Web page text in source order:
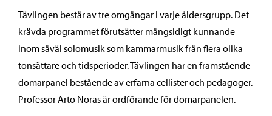
Tävlingen består av tre omgångar i varje åldersgrupp. Det
krävda programmet förutsätter mångsidigt kunnande
inom såväl solomusik som kammarmusik från flera olika
tonsättare och tidsperioder. Tävlingen har en framstående
domarpanel bestående av erfarna cellister och pedagoger.
Professor Arto Noras är ordförande för domarpanelen.